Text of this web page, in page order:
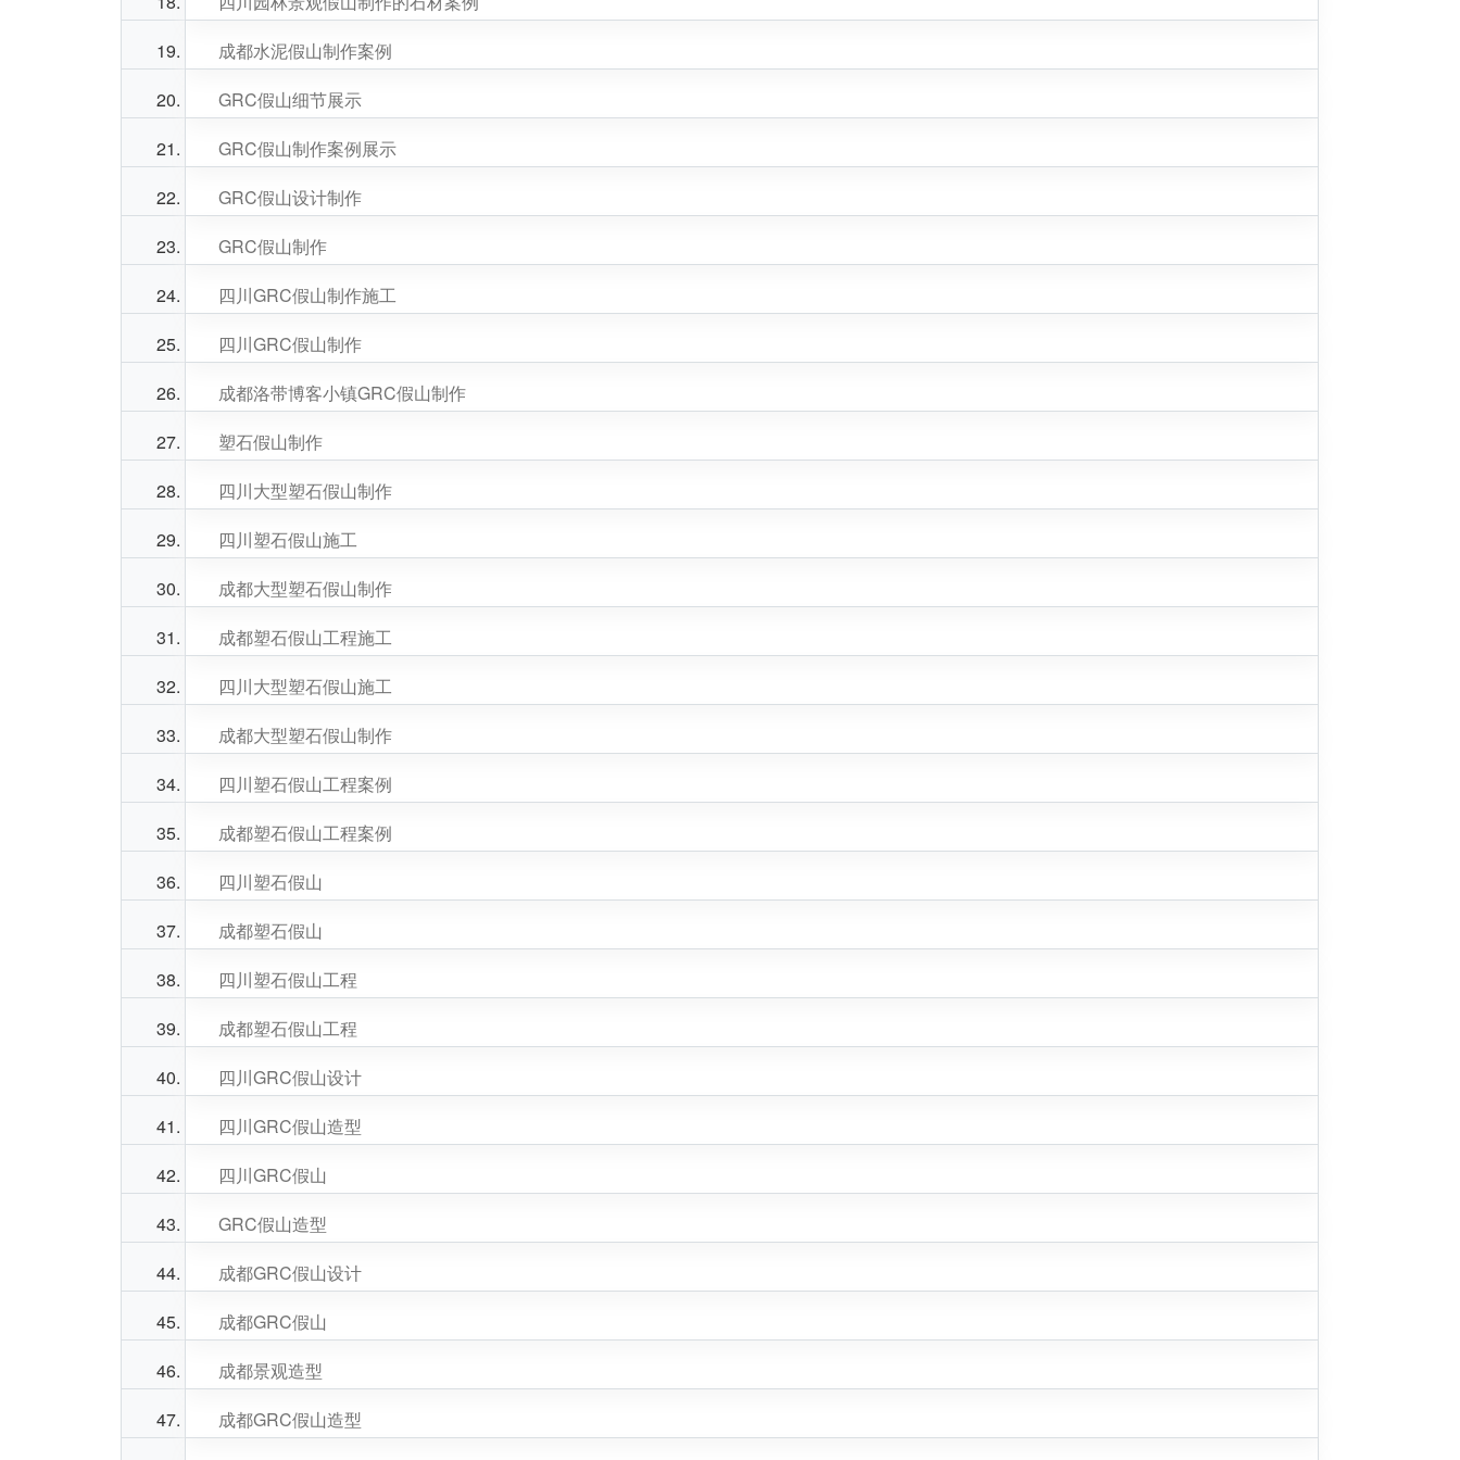
成都水泥假山制作案例
GRC假山细节展示
GRC假山制作案例展示
GRC假山设计制作
GRC假山制作
四川GRC假山制作施工
四川GRC假山制作
成都洛带博客小镇GRC假山制作
塑石假山制作
四川大型塑石假山制作
四川塑石假山施工
成都大型塑石假山制作
成都塑石假山工程施工
四川大型塑石假山施工
成都大型塑石假山制作
四川塑石假山工程案例
成都塑石假山工程案例
四川塑石假山
成都塑石假山
四川塑石假山工程
成都塑石假山工程
四川GRC假山设计
四川GRC假山造型
四川GRC假山
GRC假山造型
成都GRC假山设计
成都GRC假山
成都景观造型
成都GRC假山造型